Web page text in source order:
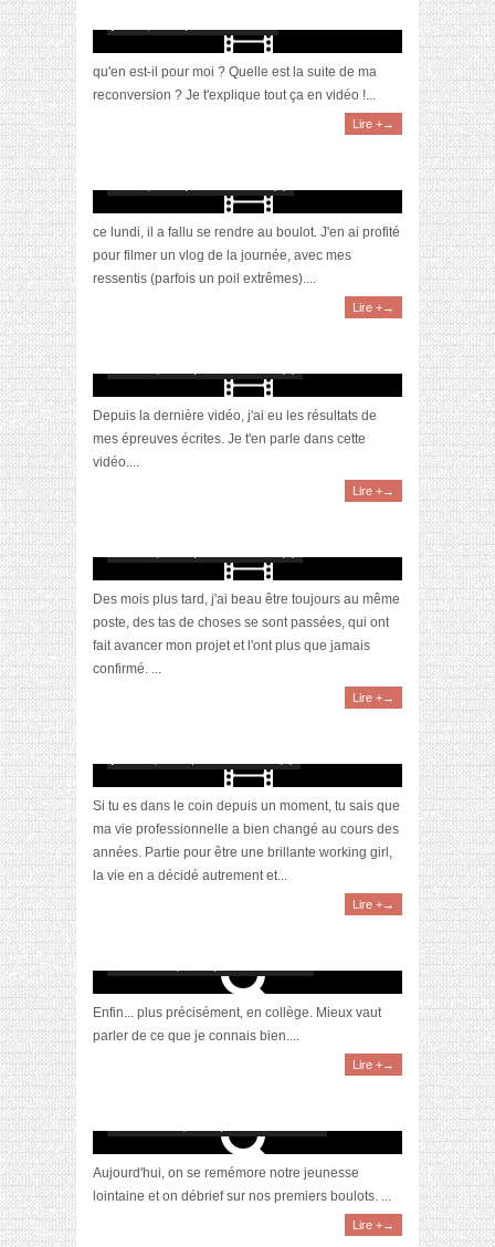
qu'en est-il pour moi ? Quelle est la suite de ma
reconversion ? Je t'explique tout ça en vidéo !...
Lire +→
[Vidéo] VLOG : 1ere sortie après 2 mois de
ce lundi, il a fallu se rendre au boulot. J'en ai profité
pour filmer un vlog de la journée, avec mes
ressentis (parfois un poil extrêmes)....
Lire +→
[Vidéo] Reconversion : Résultats concours +
Depuis la dernière vidéo, j'ai eu les résultats de
mes épreuves écrites. Je t'en parle dans cette
vidéo....
Lire +→
Des mois plus tard, j'ai beau être toujours au même
poste, des tas de choses se sont passées, qui ont
fait avancer mon projet et l'ont plus que jamais
confirmé. ...
Lire +→
[Video] Ma reconversion : Marketing ->
Si tu es dans le coin depuis un moment, tu sais que
ma vie professionnelle a bien changé au cours des
années. Partie pour être une brillante working girl,
la vie en a décidé autrement et...
Lire +→
5 raisons de bosser dans l’éducation
Enfin... plus précisément, en collège. Mieux vaut
parler de ce que je connais bien....
Lire +→
Aujourd'hui, on se remémore notre jeunesse
lointaine et on débrief sur nos premiers boulots. ...
Lire +→